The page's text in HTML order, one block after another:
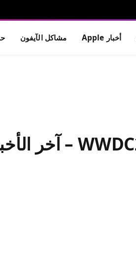
أخبار Apple مشاكل الآيفون